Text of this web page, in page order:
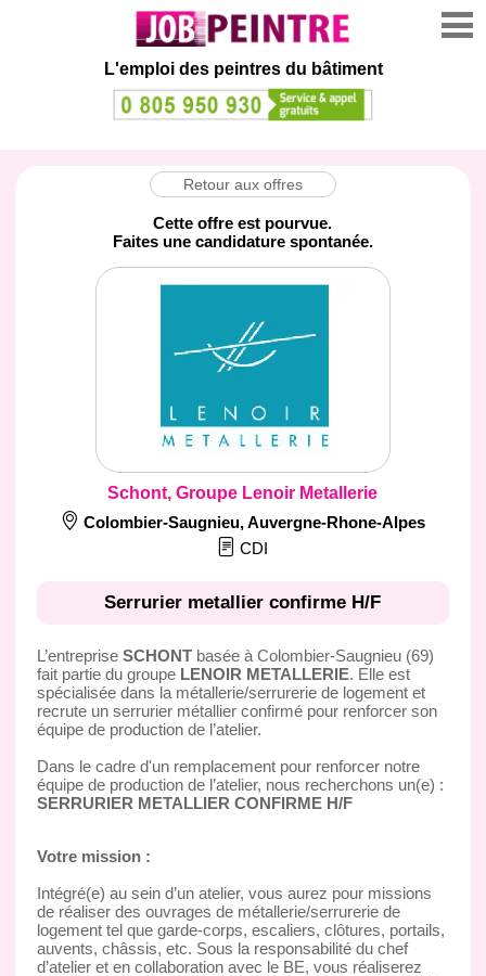
L'emploi des peintres du bâtiment
Retour aux offres
Cette offre est pourvue.
Faites une candidature spontanée.
Schont, Groupe Lenoir Metallerie
Colombier-Saugnieu,Auvergne-Rhone-Alpes
CDI
Serrurier metallier confirme H/F
L’entreprise SCHONTbasée à Colombier-Saugnieu (69)
fait partie du groupe LENOIR METALLERIE. Elle est
spécialisée dans la métallerie/serrurerie de logement et
recrute un serrurier métallier confirmé pour renforcer son
équipe de production de l’atelier.
Dans le cadre d'un remplacement pour renforcer notre
équipe de production de l’atelier, nous recherchons un(e) :
SERRURIER METALLIER CONFIRME H/F
Votre mission :
Intégré(e) au sein d’un atelier, vous aurez pour missions
de réaliser des ouvrages de métallerie/serrurerie de
logement tel que garde-corps, escaliers, clôtures, portails,
auvents, châssis, etc. Sous la responsabilité du chef
d’atelier et en collaboration avec le BE, vous réaliserez